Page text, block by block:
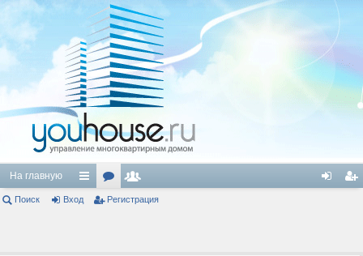
На главную
с ор ол
Поиск Вход Регистрация